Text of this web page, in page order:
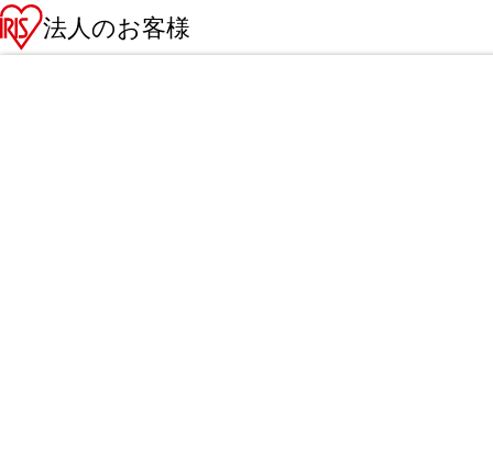
法人のお客様